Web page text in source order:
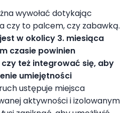
wywołać dotykając
czy to palcem, czy zabawką.
w okolicy 3. miesiąca
czasie powinien
też integrować się, aby
umiejętności
ustępuje miejsca
aktywności i izolowanym